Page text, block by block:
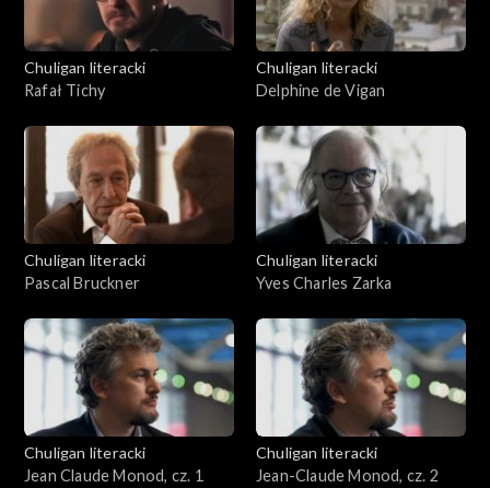
Chuligan literacki
Rafał Tichy
Chuligan literacki
Delphine de Vigan
Chuligan literacki
Pascal Bruckner
Chuligan literacki
Yves Charles Zarka
Chuligan literacki
Jean Claude Monod, cz. 1
Chuligan literacki
Jean-Claude Monod, cz. 2